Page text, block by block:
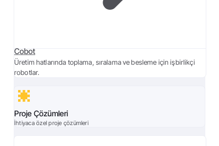
Cobot
Üretim hatlarında toplama, sıralama ve besleme için işbirlikçi
robotlar.
Proje Çözümleri
İhtiyaca özel proje çözümleri